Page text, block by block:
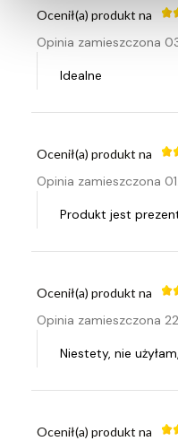
Ocenił(a) produkt na
Opinia zamieszczona
Idealne
Ocenił(a) produkt na
Opinia zamieszczona
Produkt jest
Ocenił(a) produkt na
Opinia zamieszczona
Niestety, nie
Ocenił(a) produkt na